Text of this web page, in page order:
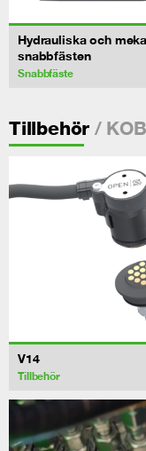
Hydrauliska och
snabbfästen
Snabbfäste
Tillbehör /
V14
Tillbehör